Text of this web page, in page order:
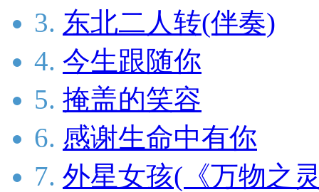
3. 东北二人转(伴奏)
4. 今生跟随你
5. 掩盖的笑容
6. 感谢生命中有你
7. 外星女孩(《万物之